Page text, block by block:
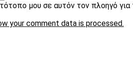
μου σε αυτόν τον πλοηγό
your comment data is processed.